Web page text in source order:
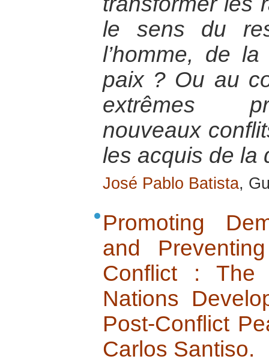
le sens du
l’homme, de
paix ? Ou au
extrêmes
nouveaux
les acquis de la
José Pablo Batista,
Promoting
and
Conflict :
Nations
Post-Conflict
Carlos Santiso.